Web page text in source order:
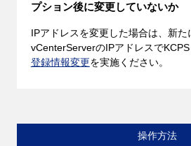
プション後に変更していないか
IPアドレスを変更した場合は、新た
vCenterServerのIPアドレスで
登録情報変更を実施ください。
操作方法